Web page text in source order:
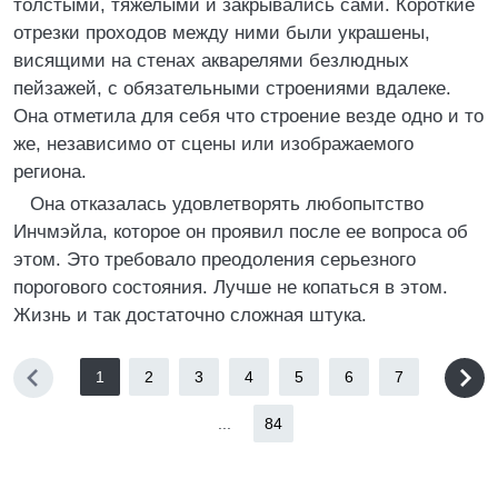
толстыми, тяжелыми и закрывались сами. Короткие
отрезки проходов между ними были украшены,
висящими на стенах акварелями безлюдных
пейзажей, с обязательными строениями вдалеке.
Она отметила для себя что строение везде одно и то
же, независимо от сцены или изображаемого
региона.
Она отказалась удовлетворять любопытство
Инчмэйла, которое он проявил после ее вопроса об
этом. Это требовало преодоления серьезного
порогового состояния. Лучше не копаться в этом.
Жизнь и так достаточно сложная штука.
1 2 3 4 5 6 7
84